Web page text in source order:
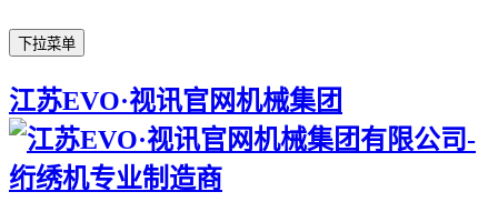
下拉菜单
江苏EVO·视讯官网机械集团